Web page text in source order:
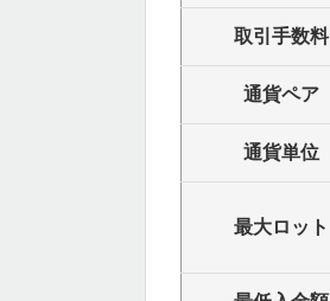
取引手数料
通貨ペア
通貨単位
最大ロット